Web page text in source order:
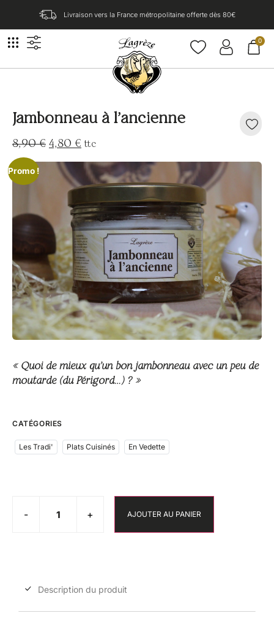
Livraison vers la France métropolitaine offerte dès 80€​
0
Jambonneau à l’ancienne
8,90€ 4,80 € ttc
Promo !
« Quoi de mieux qu’un bon jambonneau avec un peu de
moutarde (du Périgord…) ? »
CATÉGORIES
Les Tradi' Plats Cuisinés En Vedette
- + AJOUTER AU PANIER
Description du produit